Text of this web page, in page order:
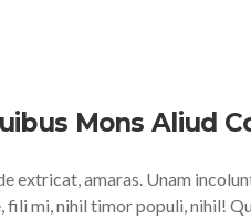
Mons Aliud
extricat, amaras. Unam
fili mi, nihil timor populi, nihil!